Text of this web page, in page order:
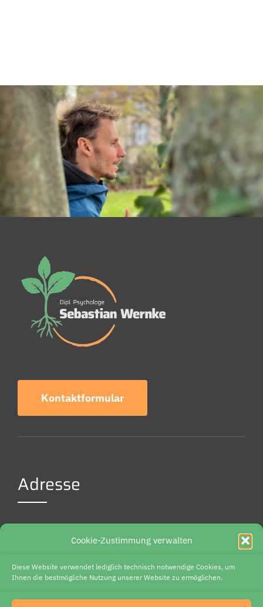
Cookie-Zustimmung verwalten
Diese Website verwendet lediglich technisch notwendige Cookies, um
Ihnen die bestmögliche Nutzung unserer Website zu ermöglichen.
Kontaktformular
Adresse
Weidenbreite 6
Deutschland
+49 (0) 15754225312